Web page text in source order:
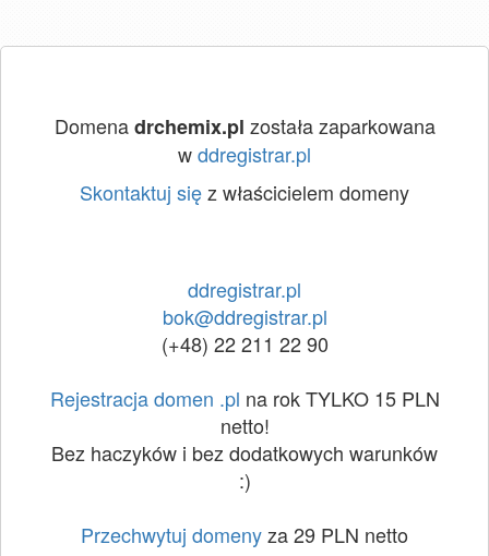
Domenadrchemix.pl została zaparkowana
wddregistrar.pl
Skontaktuj sięz właścicielem domeny
ddregistrar.pl
bok@ddregistrar.pl
(+48) 22 211 22 90
Rejestracja domen .pl na rok TYLKO 15 PLN
netto!
Bez haczyków i bez dodatkowych warunków
:)
Przechwytuj domenyza 29 PLN netto